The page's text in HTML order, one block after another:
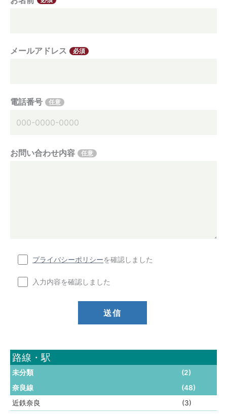
メールアドレス 必須
電話番号 任意
お問い合わせ内容 任意
プライバシーポリシーを確認しました
入力内容を確認しました
路線・駅
未分類
(2)
奈良線
(48)
近鉄奈良
(3)